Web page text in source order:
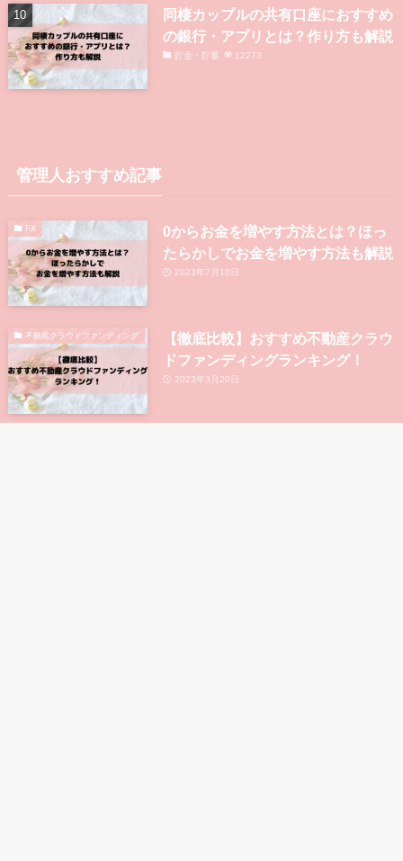
同棲カップルの共有口座におすすめ
の銀行・アプリとは？作り方も解説
貯金・貯蓄 12273
管理人おすすめ記事
FX
0からお金を増やす方法とは？ほっ
たらかしでお金を増やす方法も解説
2023年7月10日
不動産クラウドファンディング
【徹底比較】おすすめ不動産クラウ
ドファンディングランキング！
2023年3月20日